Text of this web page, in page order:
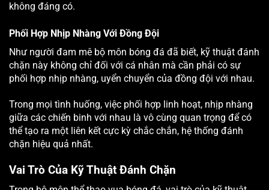
không đáng có.
Phối Hợp Nhịp Nhàng Với Đồng Đội
Như người đam mê bộ môn bóng đá đã biết, kỹ thuật đánh
chặn này không chỉ đối với cá nhân mà cần phải có sự
phối hợp nhịp nhàng, uyển chuyển của đồng đội với nhau.
Trong mọi tình huống, việc phối hợp linh hoạt, nhịp nhàng
giữa các chiến binh với nhau là vô cùng quan trọng để có
thể tạo ra một liên kết cực kỳ chắc chắn, hệ thống đánh
chặn hiệu quả nhất.
Vai Trò Của Kỹ Thuật Đánh Chặn